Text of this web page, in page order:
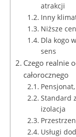
atrakcji
Inny
Niższe
Dla kogo
sens
Czego realnie
całorocznego
Standard
izolacja
Usługi